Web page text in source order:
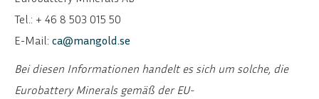
Tel.: + 46 8 503 015 50
E-Mail: ca@mangold.se
Bei diesen Informationen handelt es sich um solche, die
Eurobattery Minerals gemäß der EU-